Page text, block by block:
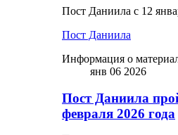
Пост Даниила с 12
Пост Даниила
Информация о
янв 06 2026
Пост Даниила
февраля 2026 года